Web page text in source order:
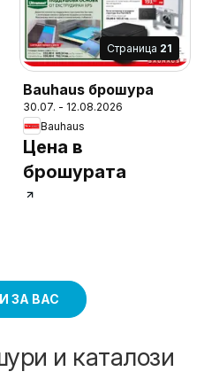
Cтраница 21
Bauhaus брошура
30.07. - 12.08.2026
Bauhaus
Цена в
брошурата
ЗА ВАС
и каталози